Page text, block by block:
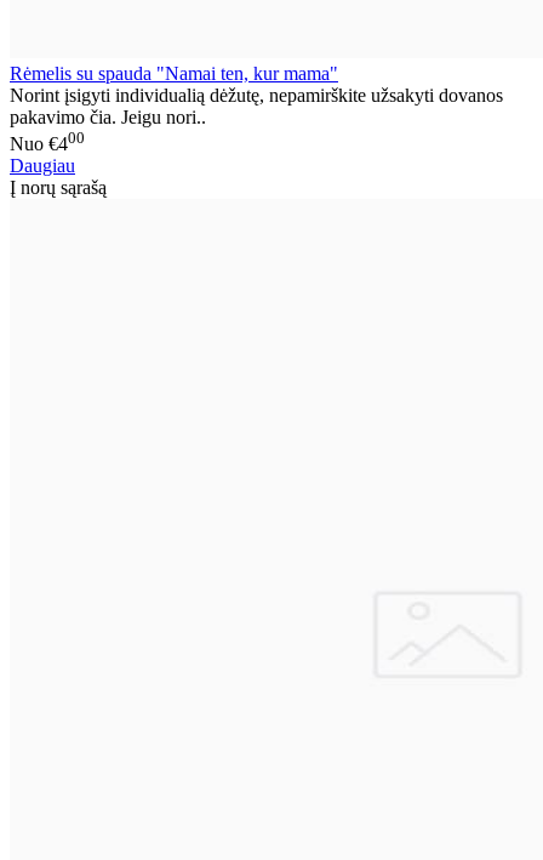
Rėmelis su spauda "Namai ten, kur mama"
Norint įsigyti individualią dėžutę, nepamirškite užsakyti dovanos
pakavimo čia. Jeigu nori..
Nuo €400
Daugiau
Į norų sąrašą